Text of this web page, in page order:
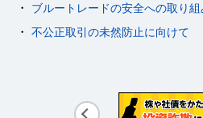
ブルートレードの安全への取り組
不公正取引の未然防止に向けて